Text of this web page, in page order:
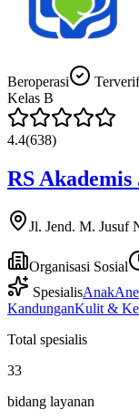
Beroperasi
Kelas B
4.4(638)
RS
Jl. Jend. M. Jusuf
Organisasi Sosial
SpesialisAnak
KandunganKulit &
Total spesialis
33
bidang layanan